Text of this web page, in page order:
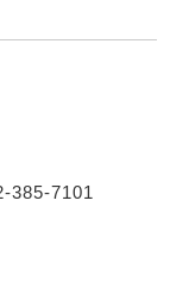
385-7101